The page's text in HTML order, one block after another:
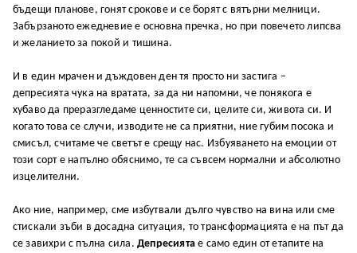
бъдещи планове, гонят срокове и се борят с вятърни мелници.
Забързаното ежедневие е основна пречка, но при повечето липсва
и желанието за покой и тишина.
И в един мрачен и дъждовен ден тя просто ни застига –
депресията чука на вратата, за да ни напомни, че понякога е
хубаво да преразгледаме ценностите си, целите си, живота си. И
когато това се случи, изводите не са приятни, ние губим посока и
смисъл, считаме че светът е срещу нас. Избуяването на емоции от
този сорт е напълно обяснимо, те са съвсем нормални и абсолютно
изцелителни.
Ако ние, например, сме избутвали дълго чувство на вина или сме
стискали зъби в досадна ситуация, то трансформацията е на път да
се завихри с пълна сила. Депресията е само един от етапите на